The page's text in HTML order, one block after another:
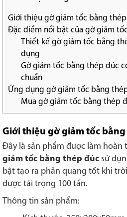
Giới thiệu gờ giảm tốc bằng
Đặc điểm nổi bật của gờ giảm
Thiết kế gờ giảm tốc bằng
dụng
Gờ giảm tốc bằng thép đúc
chuẩn
Ứng dụng gờ giảm tốc bằng
Mua gờ giảm tốc bằng thép
Giới thiệu gờ giảm tốc
Đây là sản phẩm được làm hoàn
giảm tốc bằng thép đúc sử
bật tạo ra phản quang tốt khi
được tải trọng 100 tấn.
Thông tin sản phẩm: